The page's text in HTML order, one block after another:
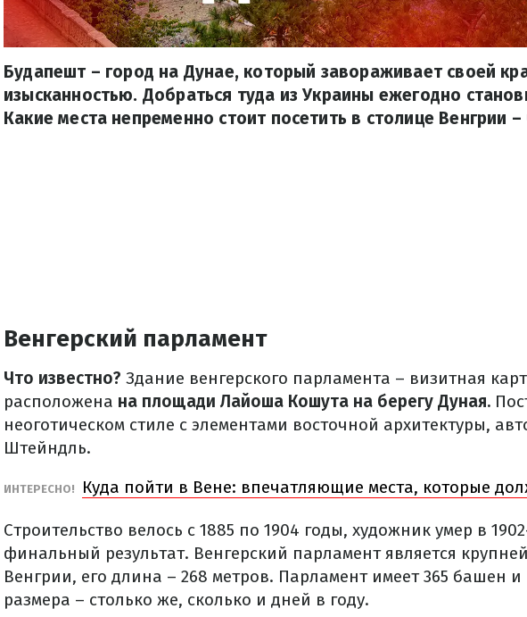
Будапешт – город на Дунае, который завораживает своей
изысканностью. Добраться туда из Украины ежегодно
Какие места непременно стоит посетить в столице Венгрии
Венгерский парламент
Что известно? Здание венгерского парламента – визитная
расположена на площади Лайоша Кошута на берегу Дуная.
неоготическом стиле с элементами восточной архитектуры,
Штейндль.
ИНТЕРЕСНО! Куда пойти в Вене: впечатляющие места, которые
Строительство велось с 1885 по 1904 годы, художник умер в
финальный результат. Венгерский парламент является
Венгрии, его длина – 268 метров. Парламент имеет 365 башен и
размера – столько же, сколько и дней в году.